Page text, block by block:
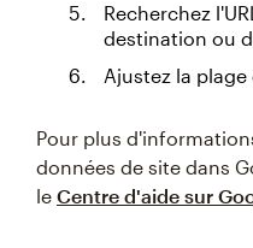
Recherchez
destination ou
Ajustez la
Pour plus
données de site dans
le Centre d'aide sur